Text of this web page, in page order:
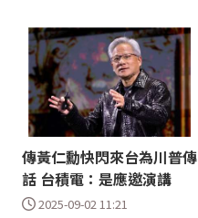
傳黃仁勳快閃來台為川普傳
話 台積電：是應邀演講
2025-09-02 11:21